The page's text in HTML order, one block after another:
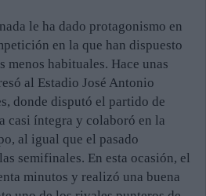
le ha dado protagonismo en
en la que han dispuesto
menos habituales. Hace unas
al Estadio José Antonio
donde disputó el partido de
casi íntegra y colaboró en la
al igual que el pasado
semifinales. En esta ocasión, el
minutos y realizó una buena